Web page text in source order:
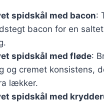
spidskål med bacon:
bacon for en
spidskål med fløde:
og cremet konsistens,
lækker.
spidskål med